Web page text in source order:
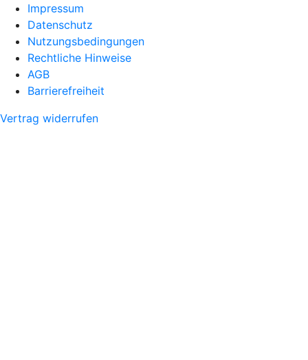
Impressum
Datenschutz
Nutzungsbedingungen
Rechtliche Hinweise
AGB
Barrierefreiheit
Vertrag widerrufen